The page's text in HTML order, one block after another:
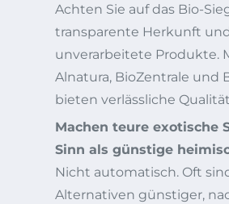
Achten Sie auf das Bio-
transparente Herkunft
unverarbeitete Produkte.
Alnatura, BioZentrale und
bieten verlässliche
Machen teure exotische
Sinn als günstige
Nicht automatisch. Oft
Alternativen günstiger,